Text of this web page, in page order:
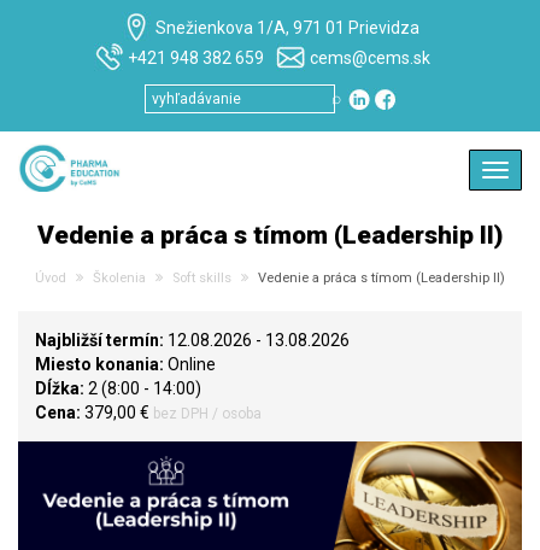
Snežienkova 1/A, 971 01 Prievidza
+421 948 382 659
cems@cems.sk
⌕
Vedenie a práca s tímom (Leadership II)
Úvod Školenia Soft skills Vedenie a práca s tímom (Leadership II)
Najbližší termín: 12.08.2026 - 13.08.2026
Miesto konania: Online
Dĺžka: 2 (8:00 - 14:00)
Cena: 379,00 € bez DPH / osoba